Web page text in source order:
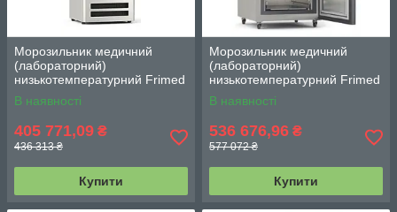
Морозильник медичний
(лабораторний)
низькотемпературний Frimed
CL30B (висувні полиці) на
300 л (–15...–42 °С)
В наявності
405 771,09 ₴
436 313 ₴
Купити
Морозильник медичний
(лабораторний)
низькотемпературний Frimed
CL60B (висувні полиці) на
600 л (–15...–42 °С)
В наявності
536 676,96 ₴
577 072 ₴
Купити